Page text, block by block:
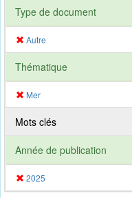
Type de document
Autre
Thématique
Mer
Mots clés
Année de publication
2025